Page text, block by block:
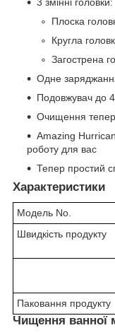
3 змінні головки:
Плоска
Кругла
Загострена
Одне
Подовжувач до
Очищення
Amazing
роботу для вас
Тепер простий
Характеристики
Модель No.
Швидкість продукту
Паковання продукту
Чищення ванної